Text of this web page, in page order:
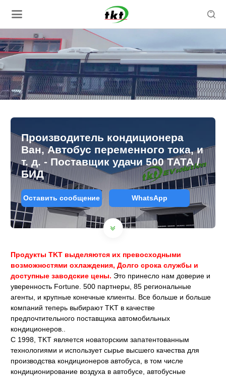

Производитель кондиционера
Ван, Автобус переменного тока, и
т. д. - Поставщик удачи 500 ТАТА /
БИД
Оставить сообщение WhatsApp
Продукты TKT выделяются их превосходными
возможностями охлаждения, Долго срока службы и
доступные заводские цены. Это принесло нам доверие и
уверенность Fortune. 500 партнеры, 85 региональные
агенты, и крупные конечные клиенты. Все больше и больше
компаний теперь выбирают TKT в качестве
предпочтительного поставщика автомобильных
кондиционеров..
С 1998, TKT является новаторским запатентованным
технологиями и использует сырье высшего качества для
производства кондиционеров автобуса, в том числе
кондиционирование воздуха в автобусе, автобусные